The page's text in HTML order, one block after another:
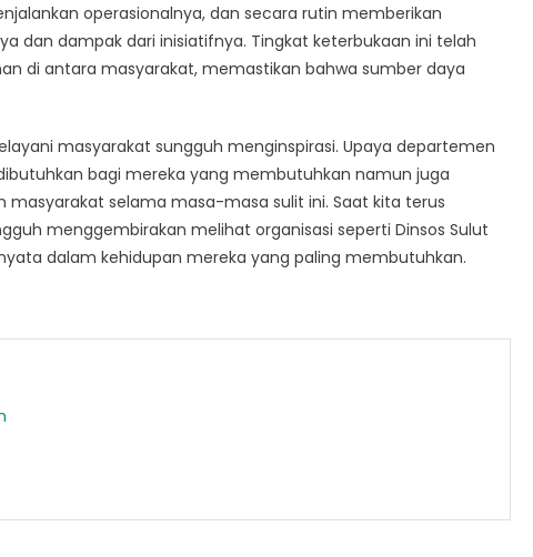
operasionalnya, dan secara rutin memberikan
dan dampak dari inisiatifnya. Tingkat keterbukaan ini telah
di antara masyarakat, memastikan bahwa sumber daya
masyarakat sungguh menginspirasi. Upaya departemen
bagi mereka yang membutuhkan namun juga
selama masa-masa sulit ini. Saat kita terus
menggembirakan melihat organisasi seperti Dinsos Sulut
dalam kehidupan mereka yang paling membutuhkan.